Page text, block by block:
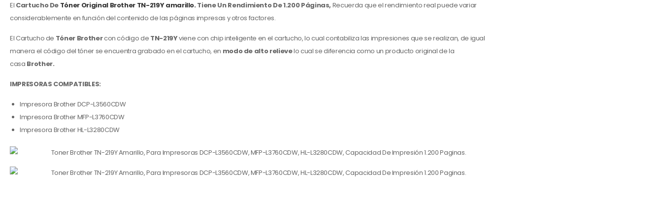
El Cartucho De Tóner Original Brother TN-219Y amarillo.Tiene Un Rendimiento De 1.200 Páginas, Recuerda que el rendimiento real puede variar
considerablemente en función del contenido de las páginas impresas y otros factores.
El Cartucho de Tóner Brothercon código de TN-219Yviene con chip inteligente en el cartucho,lo cual contabiliza las impresiones que se realizan, de igual
manera el código del tóner se encuentra grabado en el cartucho, en modo de alto relievelo cual se diferencia como un producto original de la
casa Brother.
IMPRESORAS COMPATIBLES:
Impresora Brother DCP-L3560CDW
Impresora Brother MFP-L3760CDW
Impresora Brother HL-L3280CDW